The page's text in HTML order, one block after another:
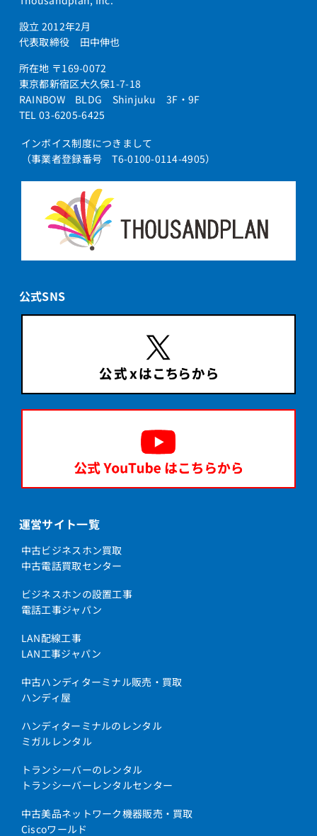
設立 2012年2月
代表取締役 田中伸也
所在地 〒169-0072
東京都新宿区大久保1-7-18
RAINBOW BLDG Shinjuku 3F・9F
TEL 03-6205-6425
インボイス制度につきまして
（事業者登録番号 T6-0100-0114-4905）
公式SNS
運営サイト一覧
中古ビジネスホン買取
中古電話買取センター
ビジネスホンの設置工事
電話工事ジャパン
LAN配線工事
LAN工事ジャパン
中古ハンディターミナル販売・買取
ハンディ屋
ハンディターミナルのレンタル
ミガルレンタル
トランシーバーのレンタル
トランシーバーレンタルセンター
中古美品ネットワーク機器販売・買取
Ciscoワールド